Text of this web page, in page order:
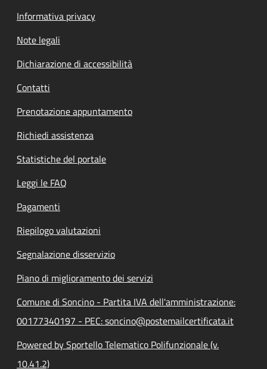
Informativa privacy
Note legali
Dichiarazione di accessibilità
Contatti
Prenotazione appuntamento
Richiedi assistenza
Statistiche del portale
Leggi le FAQ
Pagamenti
Riepilogo valutazioni
Segnalazione disservizio
Piano di miglioramento dei servizi
Comune di Soncino - Partita IVA dell'amministrazione:
00177340197 - PEC: soncino@postemailcertificata.it
Powered by Sportello Telematico Polifunzionale (v.
10.41.2)